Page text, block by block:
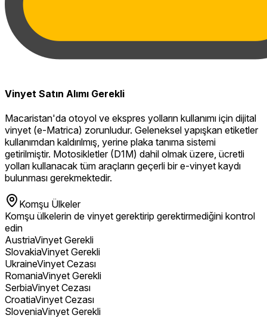
Vinyet Satın Alımı Gerekli
Macaristan'da otoyol ve ekspres yolların kullanımı için dijital
vinyet (e-Matrica) zorunludur. Geleneksel yapışkan etiketler
kullanımdan kaldırılmış, yerine plaka tanıma sistemi
getirilmiştir. Motosikletler (D1M) dahil olmak üzere, ücretli
yolları kullanacak tüm araçların geçerli bir e-vinyet kaydı
bulunması gerekmektedir.
Komşu Ülkeler
Komşu ülkelerin de vinyet gerektirip gerektirmediğini kontrol
edin
AustriaVinyet Gerekli
SlovakiaVinyet Gerekli
UkraineVinyet Cezası
RomaniaVinyet Gerekli
SerbiaVinyet Cezası
CroatiaVinyet Cezası
SloveniaVinyet Gerekli